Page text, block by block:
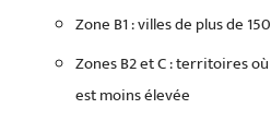
Zone B1 : villes de plus de
Zones B2 et C : territoires
est moins élevée